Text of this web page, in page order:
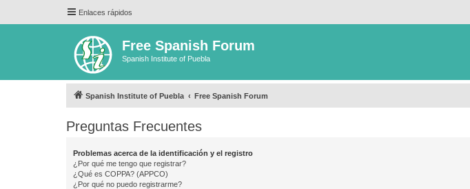
Enlaces rápidos
Free Spanish Forum
Spanish Institute of Puebla
Spanish Institute of Puebla Free Spanish Forum
Preguntas Frecuentes
Problemas acerca de la identificación y el registro
¿Por qué me tengo que registrar?
¿Qué es COPPA? (APPCO)
¿Por qué no puedo registrarme?